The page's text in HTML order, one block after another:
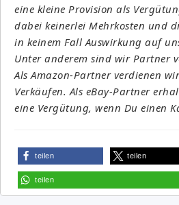
eine kleine Provision als
dabei keinerlei Mehrkosten und
in keinem Fall Auswirkung auf
Unter anderem sind wir Partner
Als Amazon-Partner verdienen
Verkäufen. Als eBay-Partner
eine Vergütung, wenn Du einen
teilen teilen
teilen